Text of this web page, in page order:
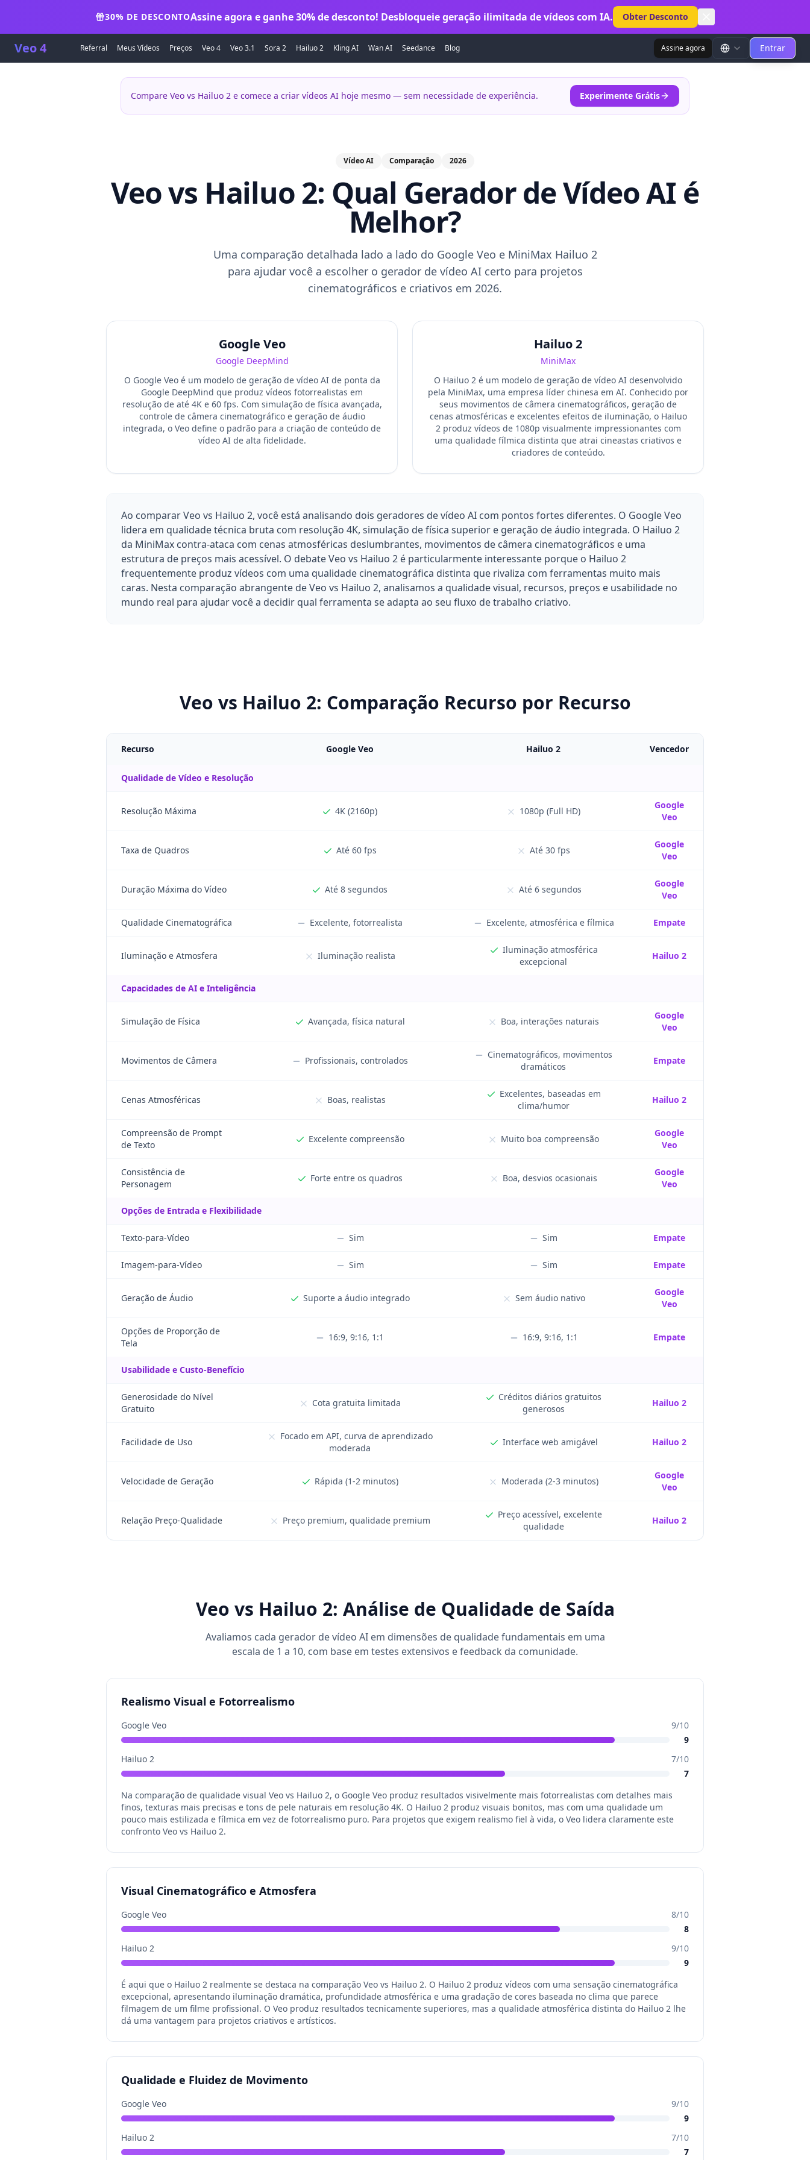
30% DE DESCONTOAssine agora e ganhe 30% de desconto! Desbloqueie geração ilimitada de vídeos com IA. Obter Desconto
Veo 4 Referral Meus Vídeos Preços Veo 4 Veo 3.1 Sora 2 Hailuo 2 Kling AI Wan AI Seedance Blog Assine agora Entrar
Compare Veo vs Hailuo 2 e comece a criar vídeos AI hoje mesmo — sem necessidade de experiência. Experimente Grátis
Vídeo AI Comparação 2026
Veo vs Hailuo 2: Qual Gerador de Vídeo AI é
Melhor?
Uma comparação detalhada lado a lado do Google Veo e MiniMax Hailuo 2
para ajudar você a escolher o gerador de vídeo AI certo para projetos
cinematográficos e criativos em 2026.
Google Veo
Google DeepMind
O Google Veo é um modelo de geração de vídeo AI de ponta da
Google DeepMind que produz vídeos fotorrealistas em
resolução de até 4K e 60 fps. Com simulação de física avançada,
controle de câmera cinematográfico e geração de áudio
integrada, o Veo define o padrão para a criação de conteúdo de
vídeo AI de alta fidelidade.
Hailuo 2
MiniMax
O Hailuo 2 é um modelo de geração de vídeo AI desenvolvido
pela MiniMax, uma empresa líder chinesa em AI. Conhecido por
seus movimentos de câmera cinematográficos, geração de
cenas atmosféricas e excelentes efeitos de iluminação, o Hailuo
2 produz vídeos de 1080p visualmente impressionantes com
uma qualidade fílmica distinta que atrai cineastas criativos e
criadores de conteúdo.
Ao comparar Veo vs Hailuo 2, você está analisando dois geradores de vídeo AI com pontos fortes diferentes. O Google Veo
lidera em qualidade técnica bruta com resolução 4K, simulação de física superior e geração de áudio integrada. O Hailuo 2
da MiniMax contra-ataca com cenas atmosféricas deslumbrantes, movimentos de câmera cinematográficos e uma
estrutura de preços mais acessível. O debate Veo vs Hailuo 2 é particularmente interessante porque o Hailuo 2
frequentemente produz vídeos com uma qualidade cinematográfica distinta que rivaliza com ferramentas muito mais
caras. Nesta comparação abrangente de Veo vs Hailuo 2, analisamos a qualidade visual, recursos, preços e usabilidade no
mundo real para ajudar você a decidir qual ferramenta se adapta ao seu fluxo de trabalho criativo.
Veo vs Hailuo 2: Comparação Recurso por Recurso
Recurso Google Veo Hailuo 2 Vencedor
Qualidade de Vídeo e Resolução
Resolução Máxima 4K (2160p) 1080p (Full HD)
Google
Veo
Taxa de Quadros Até 60 fps Até 30 fps
Google
Veo
Duração Máxima do Vídeo Até 8 segundos Até 6 segundos
Google
Veo
Qualidade Cinematográfica Excelente, fotorrealista Excelente, atmosférica e fílmica Empate
Iluminação e Atmosfera Iluminação realista
Iluminação atmosférica
excepcional
Hailuo 2
Capacidades de AI e Inteligência
Simulação de Física Avançada, física natural Boa, interações naturais
Google
Veo
Movimentos de Câmera Profissionais, controlados
Cinematográficos, movimentos
dramáticos
Empate
Cenas Atmosféricas Boas, realistas
Excelentes, baseadas em
clima/humor
Hailuo 2
Compreensão de Prompt
de Texto
Excelente compreensão Muito boa compreensão
Google
Veo
Consistência de
Personagem
Forte entre os quadros Boa, desvios ocasionais
Google
Veo
Opções de Entrada e Flexibilidade
Texto-para-Vídeo Sim Sim Empate
Imagem-para-Vídeo Sim Sim Empate
Geração de Áudio Suporte a áudio integrado Sem áudio nativo
Google
Veo
Opções de Proporção de
Tela
16:9, 9:16, 1:1 16:9, 9:16, 1:1 Empate
Usabilidade e Custo-Benefício
Generosidade do Nível
Gratuito
Cota gratuita limitada
Créditos diários gratuitos
generosos
Hailuo 2
Facilidade de Uso
Focado em API, curva de aprendizado
moderada
Interface web amigável Hailuo 2
Velocidade de Geração Rápida (1-2 minutos) Moderada (2-3 minutos)
Google
Veo
Relação Preço-Qualidade Preço premium, qualidade premium
Preço acessível, excelente
qualidade
Hailuo 2
Veo vs Hailuo 2: Análise de Qualidade de Saída
Avaliamos cada gerador de vídeo AI em dimensões de qualidade fundamentais em uma
escala de 1 a 10, com base em testes extensivos e feedback da comunidade.
Realismo Visual e Fotorrealismo
Google Veo 9/10
9
Hailuo 2
7/10
7
Na comparação de qualidade visual Veo vs Hailuo 2, o Google Veo produz resultados visivelmente mais fotorrealistas com detalhes mais
finos, texturas mais precisas e tons de pele naturais em resolução 4K. O Hailuo 2 produz visuais bonitos, mas com uma qualidade um
pouco mais estilizada e fílmica em vez de fotorrealismo puro. Para projetos que exigem realismo fiel à vida, o Veo lidera claramente este
confronto Veo vs Hailuo 2.
Visual Cinematográfico e Atmosfera
Google Veo 8/10
8
Hailuo 2
9/10
9
É aqui que o Hailuo 2 realmente se destaca na comparação Veo vs Hailuo 2. O Hailuo 2 produz vídeos com uma sensação cinematográfica
excepcional, apresentando iluminação dramática, profundidade atmosférica e uma gradação de cores baseada no clima que parece
filmagem de um filme profissional. O Veo produz resultados tecnicamente superiores, mas a qualidade atmosférica distinta do Hailuo 2 lhe
dá uma vantagem para projetos criativos e artísticos.
Qualidade e Fluidez de Movimento
Google Veo 9/10
9
Hailuo 2
7/10
7